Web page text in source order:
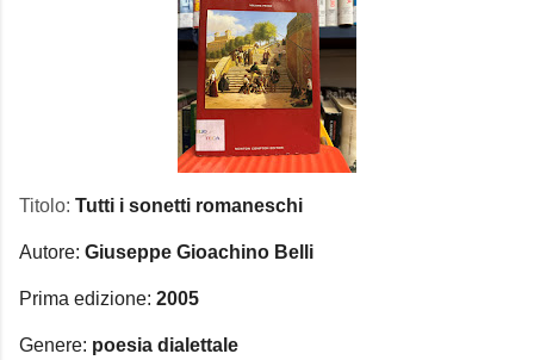
Titolo: Tutti i sonetti romaneschi
Autore: Giuseppe Gioachino Belli
Prima edizione: 2005
Genere: poesia dialettale